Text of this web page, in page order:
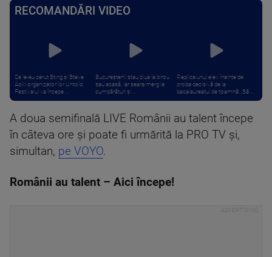
RECOMANDĂRI VIDEO
Ce le-au cerut Sting și Steve
Aoki organizatorilor Untold.
Festivalul va începe ...
Bucureștenii stau ziua la birou
sau acasă, iar seara merg la
cumpărături și ...
Replica unui elev înainte de
proba decisivă de la
bacalaureatul de toamnă: „Să ...
A doua semifinală LIVE Românii au talent începe
în câteva ore și poate fi urmărită la PRO TV și,
simultan, pe VOYO.
Românii au talent – Aici începe!